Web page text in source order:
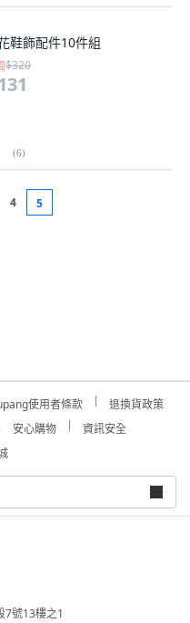
鞋飾配件10件組
$320
(6)
4 5
使用者條款
退換貨政策
安心購物
資訊安全
7號13樓之1